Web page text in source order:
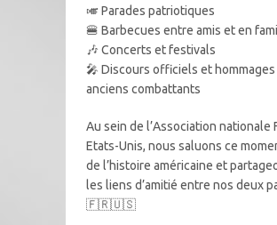
🎺 Parades patriotiques
🍔 Barbecues entre amis et en
🎶 Concerts et festivals
🎤 Discours officiels et hommages
anciens combattants
Au sein de l’Association nationale
Etats-Unis, nous saluons ce
de l’histoire américaine et
les liens d’amitié entre nos deux
🇫🇷🇺🇸